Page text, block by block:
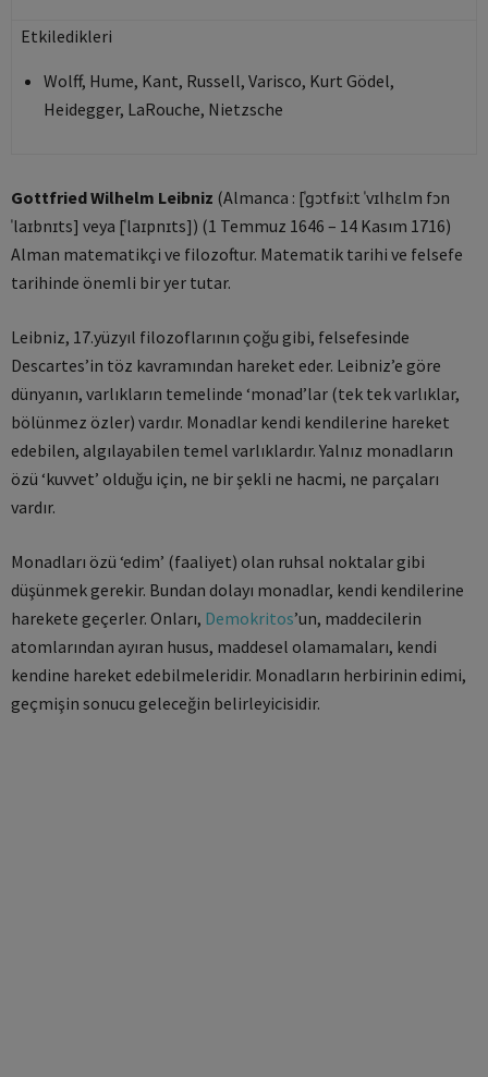
Etkiledikleri
Wolff, Hume, Kant, Russell, Varisco, Kurt Gödel,
Heidegger, LaRouche, Nietzsche
Gottfried Wilhelm Leibniz (Almanca : [ˈɡɔtfʁiːt ˈvɪlhɛlm fɔn
ˈlaɪbnɪts] veya [ˈlaɪpnɪts]) (1 Temmuz 1646 – 14 Kasım 1716)
Alman matematikçi ve filozoftur. Matematik tarihi ve felsefe
tarihinde önemli bir yer tutar.
Leibniz, 17.yüzyıl filozoflarının çoğu gibi, felsefesinde
Descartes’in töz kavramından hareket eder. Leibniz’e göre
dünyanın, varlıkların temelinde ‘monad’lar (tek tek varlıklar,
bölünmez özler) vardır. Monadlar kendi kendilerine hareket
edebilen, algılayabilen temel varlıklardır. Yalnız monadların
özü ‘kuvvet’ olduğu için, ne bir şekli ne hacmi, ne parçaları
vardır.
Monadları özü ‘edim’ (faaliyet) olan ruhsal noktalar gibi
düşünmek gerekir. Bundan dolayı monadlar, kendi kendilerine
harekete geçerler. Onları, Demokritos’un, maddecilerin
atomlarından ayıran husus, maddesel olamamaları, kendi
kendine hareket edebilmeleridir. Monadların herbirinin edimi,
geçmişin sonucu geleceğin belirleyicisidir.